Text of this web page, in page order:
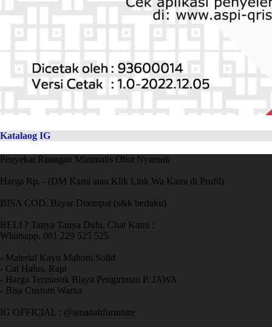
Katalaog IG
Penyekat Ruangan Minimalis Obat Nyamuk
Harga Rp. - (DM Kami atau Klik Link Wa Kami di Profil)
BISA COD, Bayar Ditempat (s&k berlaku)
BELI ? Tanya Tanya Dulu, Chat Kami :
Whatsapp. 081 229 525 525
- Material Kayu Mahoni Solid
- Cat Halus, Rapi
- Harga Termasuk Biaya Pengiriman P. JAWA
- Bisa Custom Warna
IG OFFICIAL : @amanahfurniture